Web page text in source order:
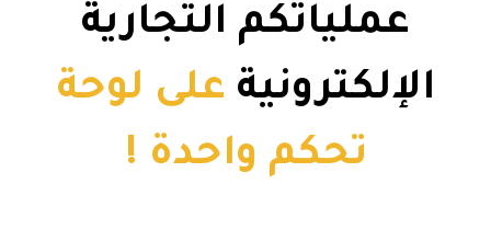
عملياتكم التجارية
الإلكترونية على لوحة
تحكم واحدة !